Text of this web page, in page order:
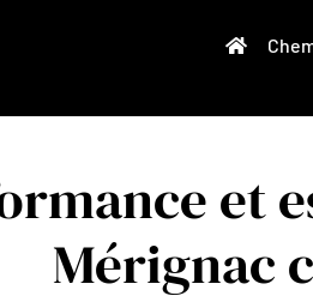
et
Mérignac